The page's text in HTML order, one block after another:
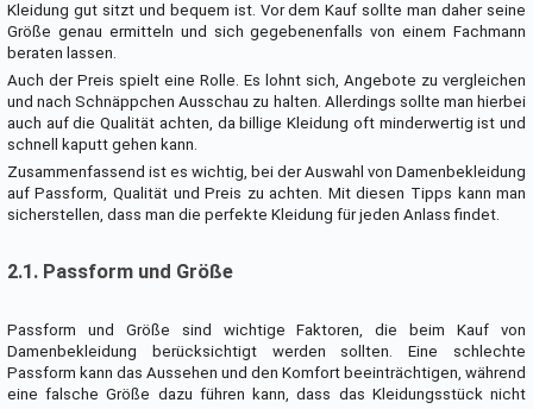
Kleidung gut sitzt und bequem ist. Vor dem Kauf sollte man daher seine
Größe genau ermitteln und sich gegebenenfalls von einem Fachmann
beraten lassen.
Auch der Preis spielt eine Rolle. Es lohnt sich, Angebote zu vergleichen
und nach Schnäppchen Ausschau zu halten. Allerdings sollte man hierbei
auch auf die Qualität achten, da billige Kleidung oft minderwertig ist und
schnell kaputt gehen kann.
Zusammenfassend ist es wichtig, bei der Auswahl von Damenbekleidung
auf Passform, Qualität und Preis zu achten. Mit diesen Tipps kann man
sicherstellen, dass man die perfekte Kleidung für jeden Anlass findet.
2.1. Passform und Größe
Passform und Größe sind wichtige Faktoren, die beim Kauf von
Damenbekleidung berücksichtigt werden sollten. Eine schlechte
Passform kann das Aussehen und den Komfort beeinträchtigen, während
eine falsche Größe dazu führen kann, dass das Kleidungsstück nicht